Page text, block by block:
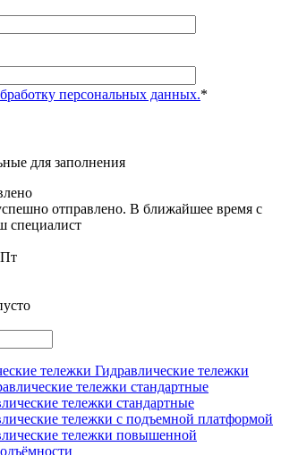
персональных данных.*
для заполнения
отправлено. В ближайшее время с
специалист
Гидравлические тележки
тележки стандартные
тележки с подъемной платформой
тележки повышенной